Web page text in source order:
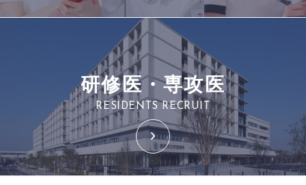
研修医・専攻医
RESIDENTS RECRUIT